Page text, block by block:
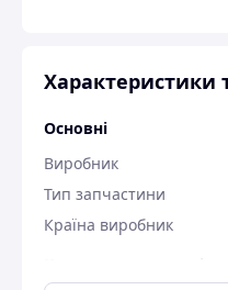
Характеристики
Основні
Виробник
Тип запчастини
Країна виробник